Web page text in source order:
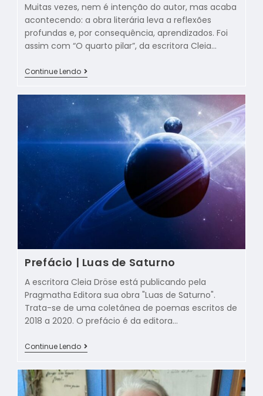
Muitas vezes, nem é intenção do autor, mas acaba
acontecendo: a obra literária leva a reflexões
profundas e, por consequência, aprendizados. Foi
assim com “O quarto pilar”, da escritora Cleia…
Continue Lendo
Prefácio | Luas de Saturno
A escritora Cleia Dröse está publicando pela
Pragmatha Editora sua obra "Luas de Saturno".
Trata-se de uma coletânea de poemas escritos de
2018 a 2020. O prefácio é da editora…
Continue Lendo